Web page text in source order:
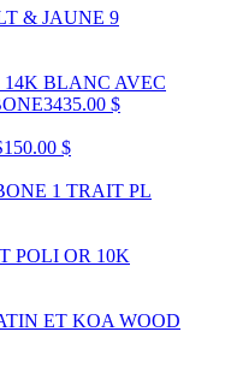
& JAUNE 9
BLANC AVEC
3435.00 $
150.00 $
1 TRAIT PL
POLI OR 10K
ET KOA WOOD